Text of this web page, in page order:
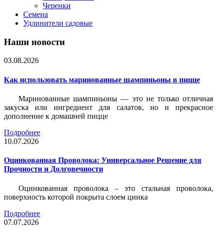
Черенки
Семена
Удлинители садовые
Наши новости
03.08.2026
Как использовать маринованные шампиньоны в пицце
Маринованные шампиньоны — это не только отличная
закуска или ингредиент для салатов, но и прекрасное
дополнение к домашней пицце
Подробнее
10.07.2026
Оцинкованная Проволока: Универсальное Решение для
Прочности и Долговечности
Оцинкованная проволока – это стальная проволока,
поверхность которой покрыта слоем цинка
Подробнее
07.07.2026